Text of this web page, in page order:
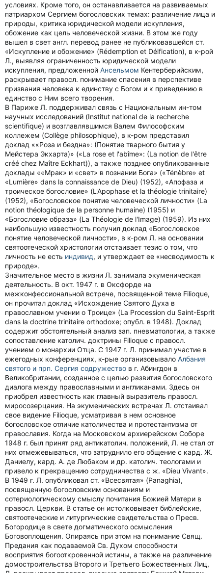
условиях. Кроме того, он останавливается на развиваемых
патриархом Сергием богословских темах: различение лица и
природы, критика юридической модели искупления,
обожение как цель человеческой жизни. В этом же году
вышел в свет англ. перевод ранее не публиковавшейся ст.
«Искупление и обожение» (Rédemption et Déification), в к-рой
Л., выявляя ограниченность юридической модели
искупления, предложенной Ансельмом Кентерберийским,
раскрывает правосл. понимание спасения в перспективе
призвания человека к единству с Богом и к приведению в
единство с Ним всего творения.
В Париже Л. поддерживал связь с Национальным ин-том
научных исследований (Institut national de la recherche
scientifique) и возглавлявшимся Валем Философским
коллежем (Collège philosophique), в к-ром представил
доклад ««Роза и бездна»: (Понятие тварного бытия у
Мейстера Экхарта)» («La rose et l'abîme»: (La notion de l'être
créé chez Maître Eckhart)), а также позднее опубликованные
доклады ««Мрак» и «свет» в познании Бога» («Ténèbre» et
«Lumière» dans la connaissance de Dieu) (1952), «Апофаза и
троическое богословие» (L'Apophase et la théologie trinitaire)
(1952), «Богословское понятие человеческой личности» (La
notion théologique de la personne humaine) (1955) и
«Богословие образа» (La Théologie de l'Image) (1959). Из них
наибольшую известность получил доклад «Богословское
понятие человеческой личности», в к-ром Л. на основании
святоотеческой христологии отстаивает тезис о том, что
личность не есть индивид, и утверждает ее «несводимость к
природе».
Значительное место в жизни Л. занимала экуменическая
деятельность. В окт. 1947 г. в Оксфорде на
межконфессиональной встрече, посвященной теме Filioque,
он прочитал доклад «Исхождение Святого Духа в
православном учении о Троице» (La Procession du Saint-Esprit
dans la doctrine trinitaire orthodoxe; опубл. в 1948). Доклад
содержит обстоятельный анализ зап. пневматологии, а также
сопоставление католич. доктрины Filioque с правосл.
учением о монархии Отца. С 1947 г. Л. принимал участие в
ежегодных конференциях, к-рые организовывало Албания
святого и прп. Сергия содружество в г. Абингдон в
Великобритании, созданное с целью развития богословского
диалога между православными и англиканами. Здесь он
приобрел известность как главный выразитель правосл.
миросозерцания. На экуменических встречах Л. отстаивал
свое видение Filioque, усматривая в нем основное
богословское отличие католичества и протестантизма от
православия. Когда на Московском архиерейском Соборе
1948 г. был принят ряд антикатолич. положений, Л. не стал от
них отмежевываться, что затруднило его общение с кард. Ж.
Даниелу, кард. А. де Любаком и др. католич. теологами и
привело к прекращению сотрудничества с ж. «Dieu Vivant».
В 1949 г. Л. опубликовал ст. «Всесвятая» (Panaghia),
посвященную богословским основаниям и
сотериологическому смыслу почитания Божией Матери в
правосл. Церкви. В статье он истолковывает библейские,
святоотеческие и литургические свидетельства о Пресв.
Богородице в свете догматического осмысления
Боговоплощения. Опираясь при этом на понимание Свящ.
Предания как подаваемой Св. Духом способности
восприятия богооткровенной истины, а также на различение
домостроительства Второго и Третьего Божественных Лиц,